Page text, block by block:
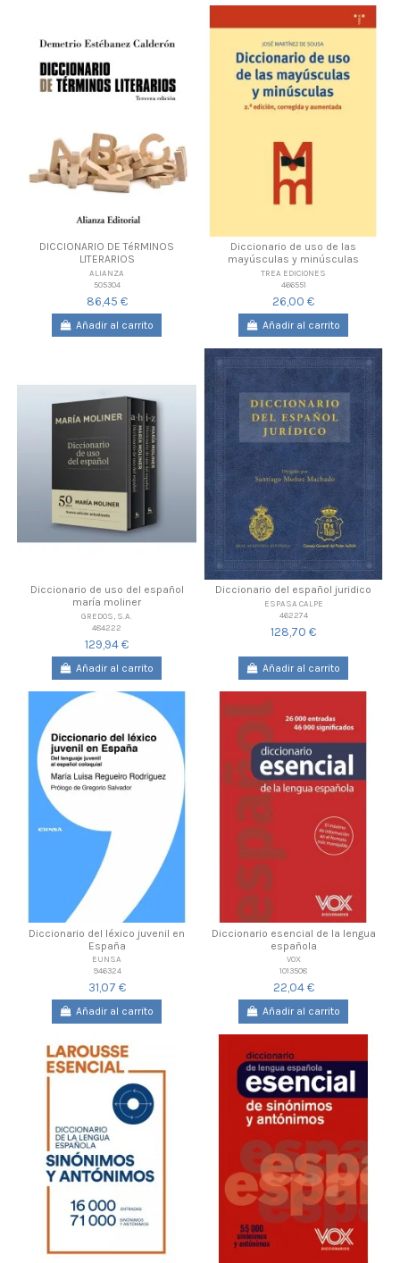
DICCIONARIO DE TéRMINOS
LITERARIOS
ALIANZA
505304
86,45 €
Añadir al carrito
Diccionario de uso de las
mayúsculas y minúsculas
TREA EDICIONES
466551
26,00 €
Añadir al carrito
Diccionario de uso del español
maría moliner
GREDOS, S.A.
484222
129,94 €
Añadir al carrito
Diccionario del español juridico
ESPASA CALPE
462274
128,70 €
Añadir al carrito
Diccionario del léxico juvenil en
España
EUNSA
946324
31,07 €
Añadir al carrito
Diccionario esencial de la lengua
española
VOX
1013508
22,04 €
Añadir al carrito